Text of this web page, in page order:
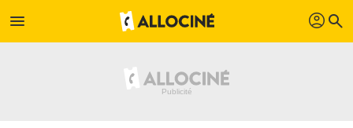
menu profil search